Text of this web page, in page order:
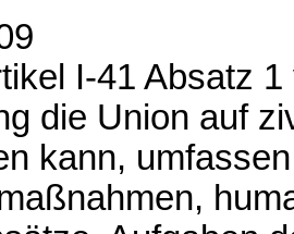
I-41 Absatz
die Union auf
kann,